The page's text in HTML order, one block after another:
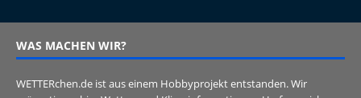
WAS MACHEN WIR?
WETTERchen.de ist aus einem Hobbyprojekt entstanden. Wir